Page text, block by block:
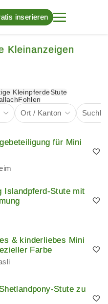
inserieren
Kleinanzeigen
KleinpferdeStute
Fohlen
Ort / Kanton
für Mini
Islandpferd-Stute mit
& kinderliebes Mini
Farbe
Stute zu